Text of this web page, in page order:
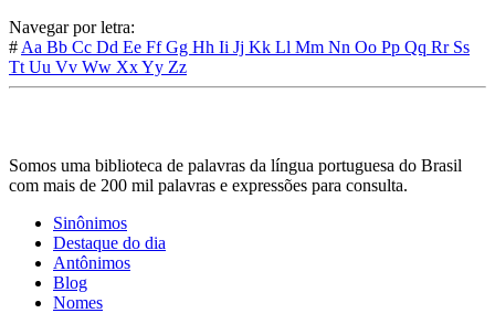
Navegar por letra:
# Aa Bb Cc Dd Ee FfGg Hh Ii Jj Kk Ll Mm Nn Oo Pp Qq Rr Ss
Tt Uu Vv Ww XxYy Zz
Somos uma biblioteca de palavras da língua portuguesa do Brasil
com mais de 200 mil palavras e expressões para consulta.
Sinônimos
Destaque do dia
Antônimos
Blog
Nomes